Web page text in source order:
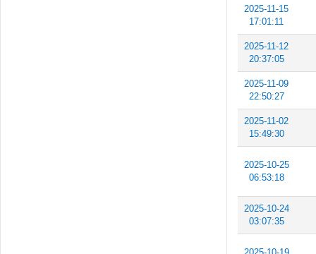
2025-11-15
17:01:11
2025-11-12
20:37:05
2025-11-09
22:50:27
2025-11-02
15:49:30
2025-10-25
06:53:18
2025-10-24
03:07:35